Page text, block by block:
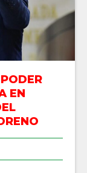
EN